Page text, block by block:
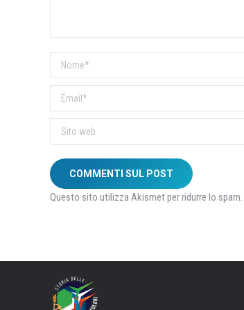
Nome *
Email *
Sito web
COMMENTI SUL POST
Questo sito utilizza Akismet per ridurre lo spam.